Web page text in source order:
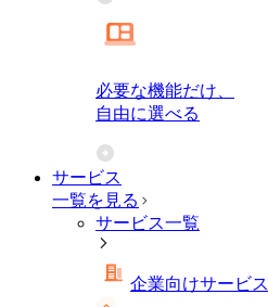
必要な機能だけ、
自由に選べる
サービス
一覧を見る
サービス一覧
企業向けサービス